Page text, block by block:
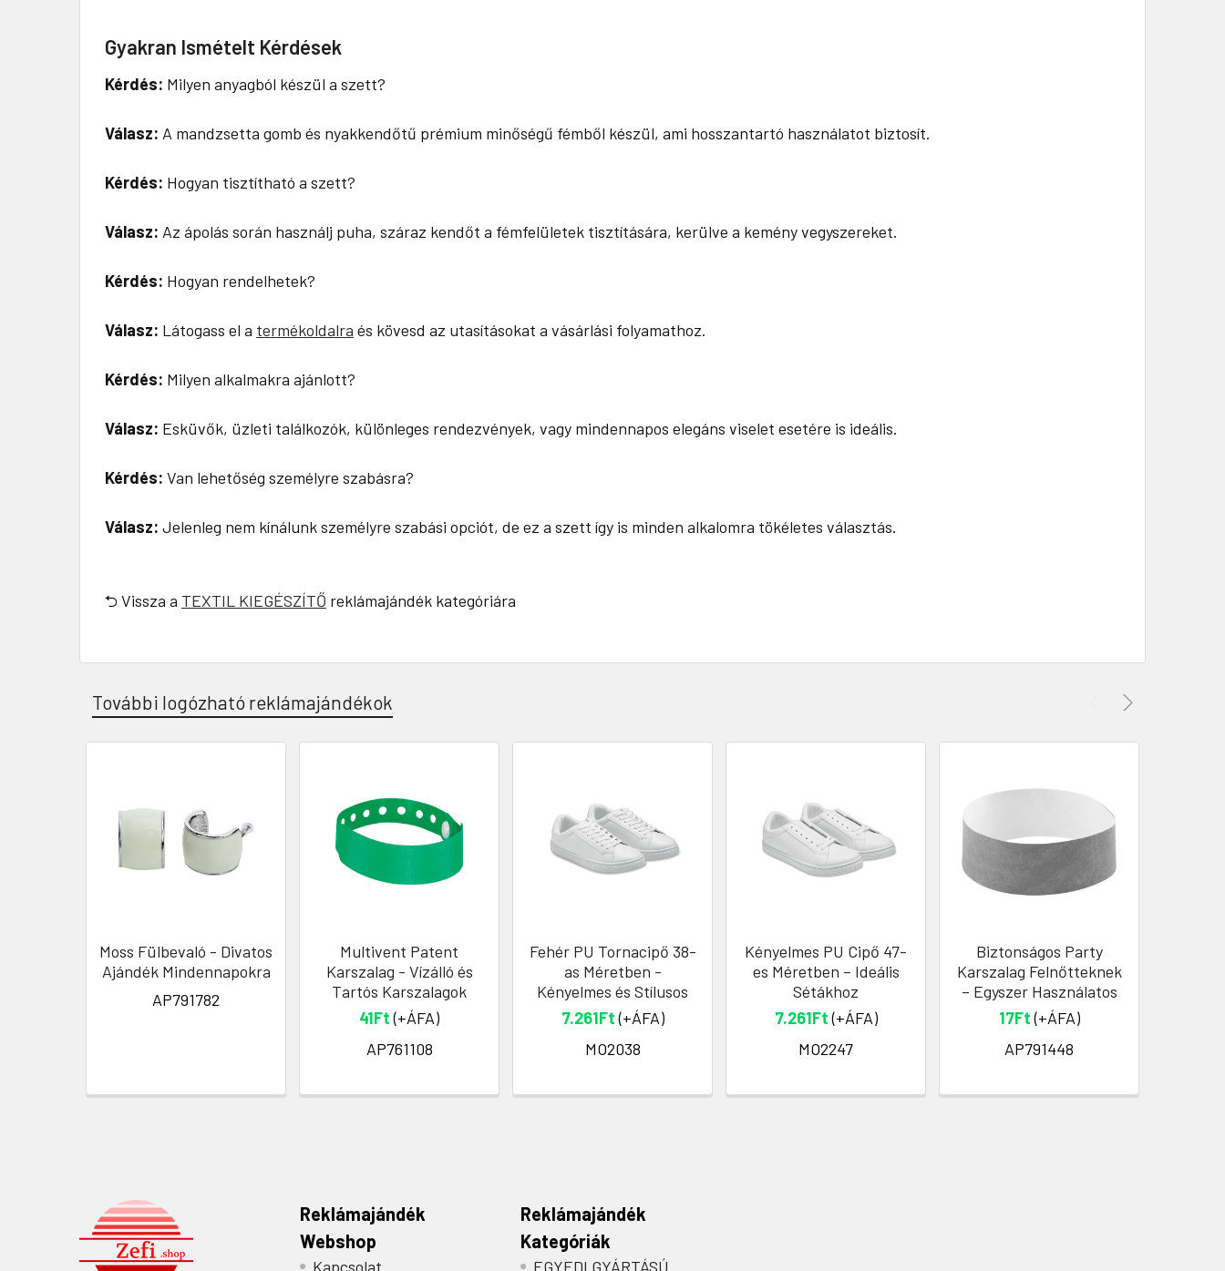
Gyakran Ismételt Kérdések
Kérdés: Milyen anyagból készül a szett?
Válasz: A mandzsetta gomb és nyakkendőtű prémium minőségű fémből készül, ami hosszantartó használatot biztosít.
Kérdés: Hogyan tisztítható a szett?
Válasz: Az ápolás során használj puha, száraz kendőt a fémfelületek tisztítására, kerülve a kemény vegyszereket.
Kérdés: Hogyan rendelhetek?
Válasz: Látogass el a termékoldalra és kövesd az utasításokat a vásárlási folyamathoz.
Kérdés: Milyen alkalmakra ajánlott?
Válasz: Esküvők, üzleti találkozók, különleges rendezvények, vagy mindennapos elegáns viselet esetére is ideális.
Kérdés: Van lehetőség személyre szabásra?
Válasz: Jelenleg nem kínálunk személyre szabási opciót, de ez a szett így is minden alkalomra tökéletes választás.
⮌ Vissza a TEXTIL KIEGÉSZÍTŐ reklámajándék kategóriára
További logózható reklámajándékok
Moss Fülbevaló - Divatos
Ajándék Mindennapokra
AP791782
Multivent Patent
Karszalag - Vízálló és
Tartós Karszalagok
41Ft(+ÁFA)
AP761108
Fehér PU Tornacipő 38-
as Méretben -
Kényelmes és Stílusos
7.261Ft(+ÁFA)
MO2038
Kényelmes PU Cipő 47-
es Méretben – Ideális
Sétákhoz
7.261Ft(+ÁFA)
MO2247
Biztonságos Party
Karszalag Felnőtteknek
– Egyszer Használatos
17Ft(+ÁFA)
AP791448
Reklámajándék
Webshop
Kapcsolat
Reklámajándék
Kategóriák
EGYEDI GYÁRTÁSÚ